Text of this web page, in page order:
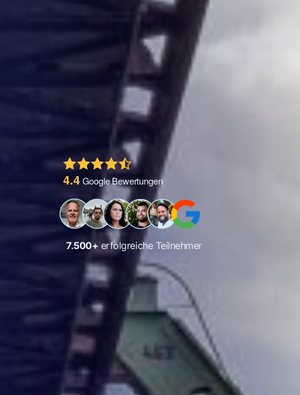
4.4Google Bewertungen
7.500+ erfolgreiche Teilnehmer